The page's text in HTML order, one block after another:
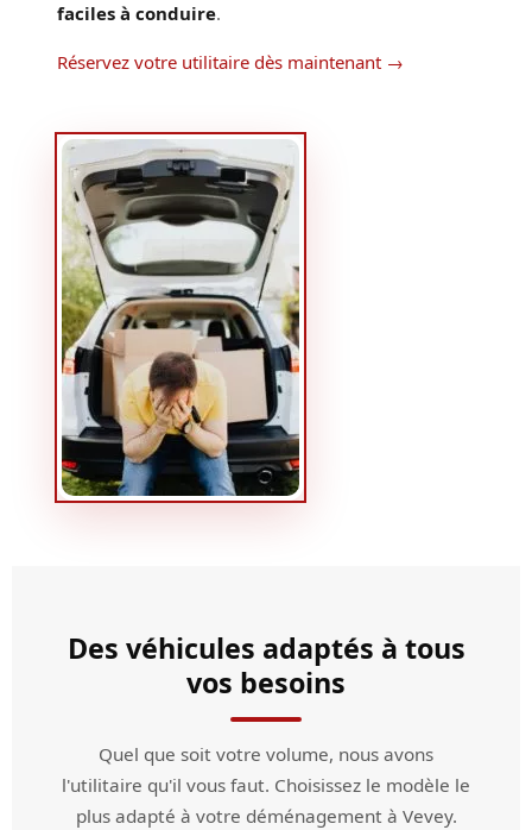
faciles à conduire.
Réservez votre utilitaire dès maintenant →
Des véhicules adaptés à tous
vos besoins
Quel que soit votre volume, nous avons
l'utilitaire qu'il vous faut. Choisissez le modèle le
plus adapté à votre déménagement à Vevey.